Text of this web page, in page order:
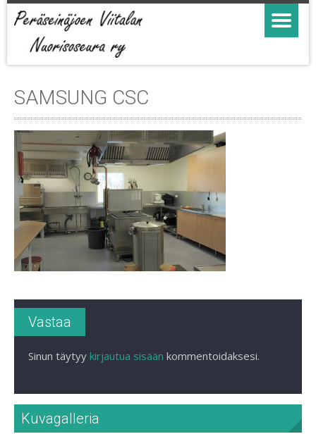
SAMSUNG CSC
Vastaa
Sinun täytyy kirjautua sisään kommentoidaksesi.
Kuvagalleria